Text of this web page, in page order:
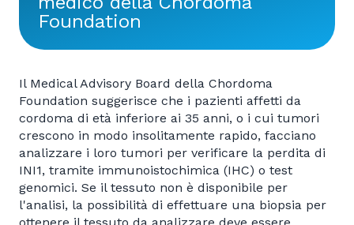
Foundation
Il Medical Advisory Board della Chordoma
Foundation suggerisce che i pazienti affetti da
cordoma di età inferiore ai 35 anni, o i cui tumori
crescono in modo insolitamente rapido, facciano
analizzare i loro tumori per verificare la perdita di
INI1, tramite immunoistochimica (IHC) o test
genomici. Se il tessuto non è disponibile per
l'analisi, la possibilità di effettuare una biopsia per